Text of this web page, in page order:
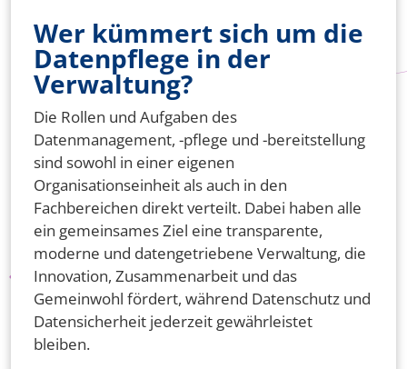
Wer kümmert sich um die
Datenpflege in der
Verwaltung?
Die Rollen und Aufgaben des
Datenmanagement, -pflege und -bereitstellung
sind sowohl in einer eigenen
Organisationseinheit als auch in den
Fachbereichen direkt verteilt. Dabei haben alle
ein gemeinsames Ziel eine transparente,
moderne und datengetriebene Verwaltung, die
Innovation, Zusammenarbeit und das
Gemeinwohl fördert, während Datenschutz und
Datensicherheit jederzeit gewährleistet
bleiben.